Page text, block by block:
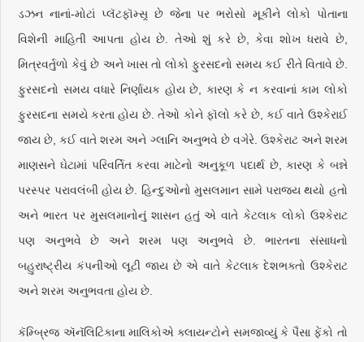
ડઝન નાનાં-મોટાં પ્લૅટફૉમ્સર્‍ છે જેના પર ભરોસો મૂકીને લોકો પોતાના
વિશેની માહિતી આપતા હોય છે. તેઓ શું કરે છે, કેવા શોખ ધરાવે છે,
મિત્રવર્તુળો કેવું છે અને ખાસ તો લોકો ફુરસદનો સમય કઈ રીતે વિતાવે છે.
ફુરસદનો સમય વધારે નિર્ણાયક હોય છે, કારણ કે ન કરવાનાં કામ લોકો
ફુરસદના સમયે કરતા હોય છે. તેઓ કોને ફૉલો કરે છે, કઈ વાતે ઉશ્કેરાઈ
જાય છે, કઈ વાતે શરમ અને ગ્લાનિ અનુભવે છે વગેરે. ઉશ્કેરાટ અને શરમ
માણસને ઘેટામાં પરિવર્તિત કરવા માટેનો અનુકૂળ પદાર્થ છે, કારણ કે બન્ને
પરસ્પર પરાવલંબી હોય છે. હિન્દુઓનો મુસલમાન સામે પરાજય થયો હતો
અને ભારત પર મુસલમાનોનું શાસન હતું એ વાતે કેટલાક લોકો ઉશ્કેરાટ
પણ અનુભવે છે અને શરમ પણ અનુભવે છે. ભારતના સંસાધનો
બહુરાષ્ટ્રીય કંપનીઓ લૂટી જાય છે એ વાતે કેટલાક દેશભક્તો ઉશ્કેરાટ
અને શરમ અનુભવતા હોય છે.
કૅમ્બ્રિજ ઍનૅલિટિકાના માલિકોએ ક્લાયન્ટોને સમજાવ્યું કે પૈસા ફેંકો તો